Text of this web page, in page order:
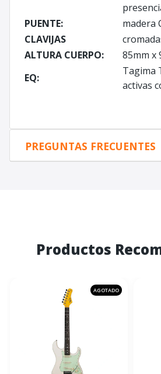
PUENTE:
madera
CLAVIJAS
ALTURA CUERPO:
85mm x
EQ:
Tagima
activas
PREGUNTAS FRECUENTES
Productos
AGOTADO